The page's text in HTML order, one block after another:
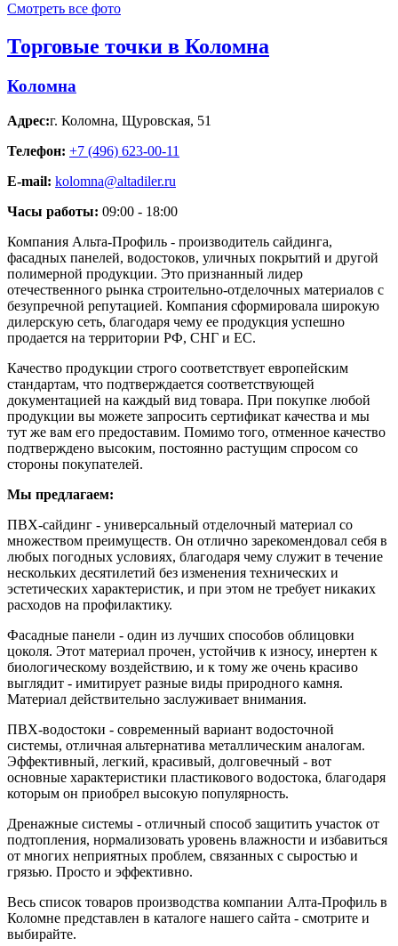
Смотреть все фото
Торговые точки в Коломна
Коломна
Адрес:г. Коломна, Щуровская, 51
Телефон: +7 (496) 623-00-11
E-mail: kolomna@altadiler.ru
Часы работы: 09:00 - 18:00
Компания Альта-Профиль - производитель сайдинга,
фасадных панелей, водостоков, уличных покрытий и другой
полимерной продукции. Это признанный лидер
отечественного рынка строительно-отделочных материалов с
безупречной репутацией. Компания сформировала широкую
дилерскую сеть, благодаря чему ее продукция успешно
продается на территории РФ, СНГ и ЕС.
Качество продукции строго соответствует европейским
стандартам, что подтверждается соответствующей
документацией на каждый вид товара. При покупке любой
продукции вы можете запросить сертификат качества и мы
тут же вам его предоставим. Помимо того, отменное качество
подтверждено высоким, постоянно растущим спросом со
стороны покупателей.
Мы предлагаем:
ПВХ-сайдинг - универсальный отделочный материал со
множеством преимуществ. Он отлично зарекомендовал себя в
любых погодных условиях, благодаря чему служит в течение
нескольких десятилетий без изменения технических и
эстетических характеристик, и при этом не требует никаких
расходов на профилактику.
Фасадные панели - один из лучших способов облицовки
цоколя. Этот материал прочен, устойчив к износу, инертен к
биологическому воздействию, и к тому же очень красиво
выглядит - имитирует разные виды природного камня.
Материал действительно заслуживает внимания.
ПВХ-водостоки - современный вариант водосточной
системы, отличная альтернатива металлическим аналогам.
Эффективный, легкий, красивый, долговечный - вот
основные характеристики пластикового водостока, благодаря
которым он приобрел высокую популярность.
Дренажные системы - отличный способ защитить участок от
подтопления, нормализовать уровень влажности и избавиться
от многих неприятных проблем, связанных с сыростью и
грязью. Просто и эффективно.
Весь список товаров производства компании Алта-Профиль в
Коломне представлен в каталоге нашего сайта - смотрите и
выбирайте.